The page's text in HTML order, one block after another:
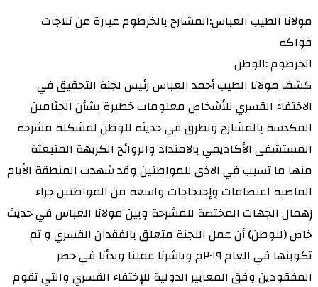
مولانا الطيب العباس:المشارح بالخرطوم عبارة عن ثلاجات
فواكه
الخرطوم :الوطن
كشف مولانا الطيب أحمد العباس رئيس لجنة التحقيق في
الاختفاء القسري للأشخاص معلومات خطيرة بشأن الجثامين
المكدسة بالمشارح وتطرق في حديثه للوطن لمشكلة مشرحة
المستشفى الأكاديمي بالامتداد والروائح الكريهة المنبعثة
منها ما تسبب في الاذى للمواطنين وقد شهدت المنطقة الأيام
الماضية اعتصامات وإحتجاجات واسعة من المواطنين جراء
إهمال الجهات المختصة للمشرحة وبين مولانا العباس في حديث
خاص (للوطن) أن عمل اللجنة متعلق بالفقدان القسري و تم
تكوينها في العام ٢٠١٩م وباشرنا عملنا وبدأنا في حصر
المفقودين وفق المعايير الدولية للإختفاء القسري والتي تقوم